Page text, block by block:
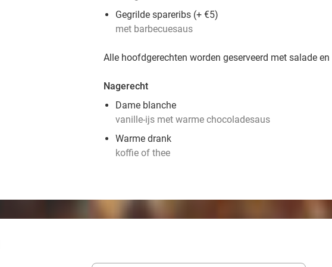
Gegrilde spareribs (+ €5)
met barbecuesaus
Alle hoofdgerechten worden geserveerd met salade
Nagerecht
Dame blanche
vanille-ijs met warme chocoladesaus
Warme drank
koffie of thee